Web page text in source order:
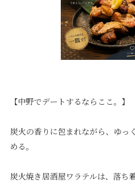
【中野でデートするならここ。】
炭火の香りに包まれながら、ゆっ
める。
炭火焼き居酒屋ワラテルは、落ち